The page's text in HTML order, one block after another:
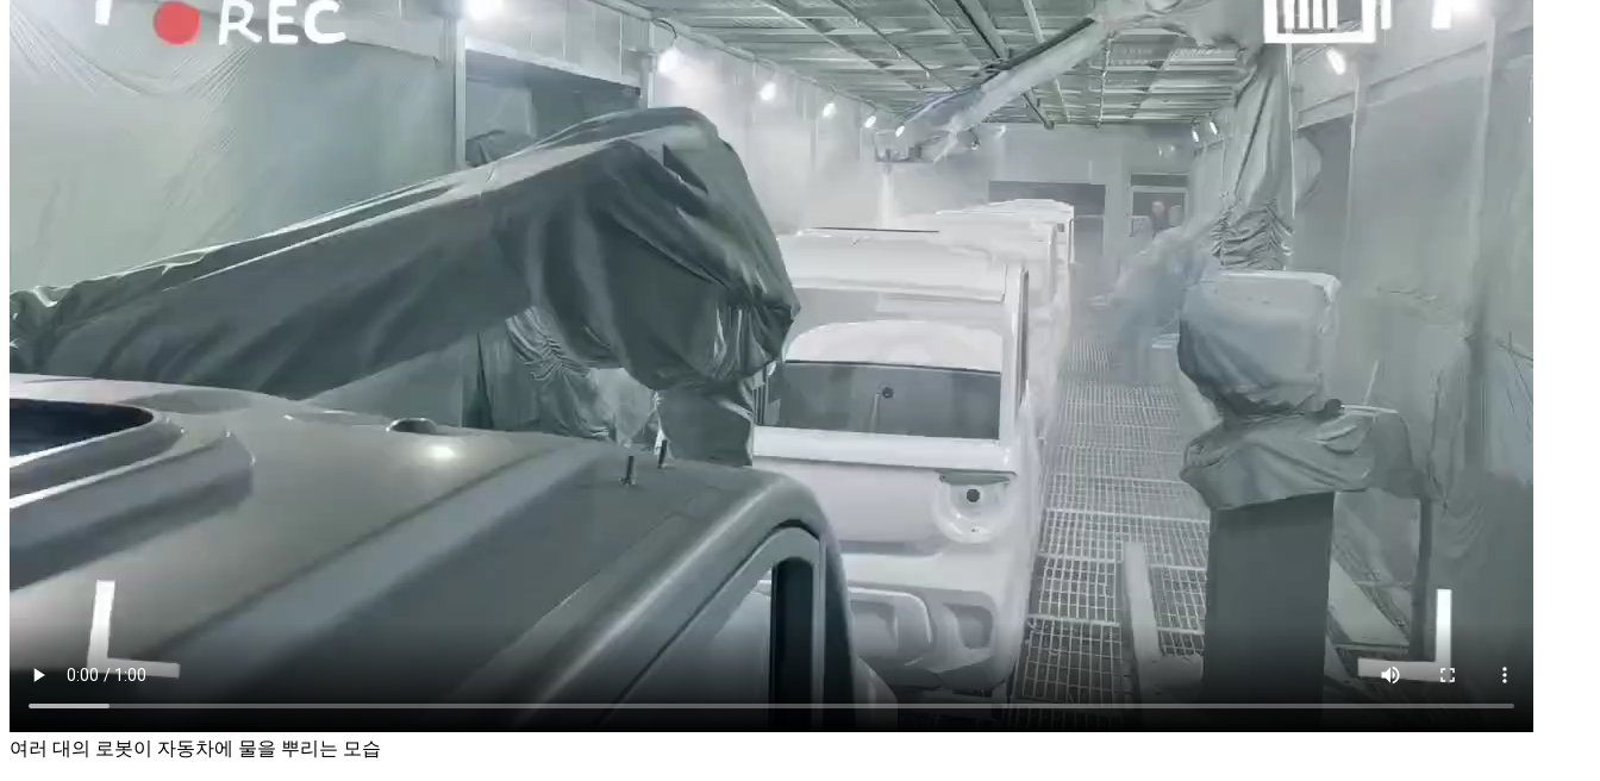
여러 대의 로봇이 자동차에 물을 뿌리는 모습